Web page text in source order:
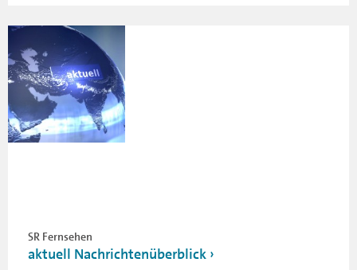
SR Fernsehen
aktuell Nachrichtenüberblick